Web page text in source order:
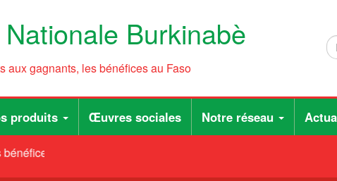
Burkinabè
aux gagnants, les bénéfices au Faso
produits Œuvres sociales Notre réseau
au Faso